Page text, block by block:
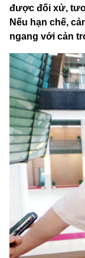
được đối xử,
Nếu hạn chế,
ngang với cản